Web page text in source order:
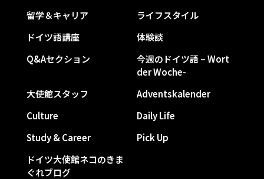
留学＆キャリア
ライフスタイル
ドイツ語講座
体験談
Q&Aセクション
今週のドイツ語 – Wort
der Woche-
大使館スタッフ
Adventskalender
Culture
Daily Life
Study & Career
Pick Up
ドイツ大使館ネコのきま
ぐれブログ